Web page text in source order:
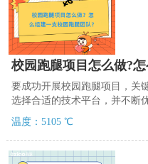
校园跑腿项目怎么做?
要成功开展校园跑腿项目，关
选择合适的技术平台，并不断
温度：5105 ℃